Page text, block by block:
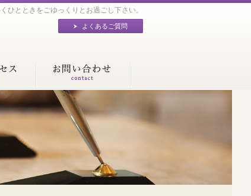
ひとときをごゆっくりとお過ごし下さい。
よくあるご質問